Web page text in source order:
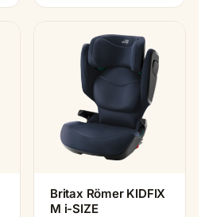
Britax Römer KIDFIX
M i-SIZE